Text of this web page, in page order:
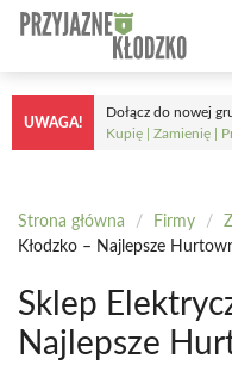
Przejdź
treści
UWAGA!
Dołącz do nowej
Kupię | Zamienię |
Strona główna / Firmy /
Kłodzko – Najlepsze
Sklep
Najlepsze